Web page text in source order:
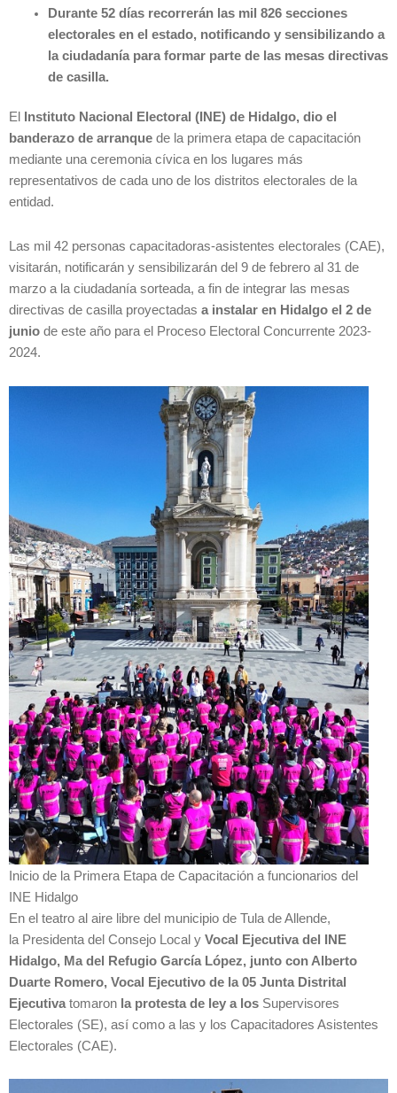
Durante 52 días recorrerán las mil 826 secciones
electorales en el estado, notificando y sensibilizando a
la ciudadanía para formar parte de las mesas directivas
de casilla.
El
Instituto Nacional Electoral (INE) de Hidalgo, dio el
banderazo de arranque de la primera etapa de capacitación
mediante una ceremonia cívica en los lugares más
representativos de cada uno de los distritos electorales de la
entidad.
Las mil 42 personas capacitadoras-asistentes electorales (CAE),
visitarán, notificarán y sensibilizarán del 9 de febrero al 31 de
marzo a la ciudadanía sorteada, a fin de integrar las mesas
directivas de casilla proyectadas a instalar en Hidalgo el 2 de
junio de este año para el Proceso Electoral Concurrente 2023-
2024.
Inicio de la Primera Etapa de Capacitación a funcionarios del
INE Hidalgo
En el teatro al aire libre del municipio de Tula de Allende,
la Presidenta del Consejo Local y Vocal Ejecutiva del INE
Hidalgo, Ma del Refugio García López, junto con Alberto
Duarte Romero, Vocal Ejecutivo de la 05 Junta Distrital
Ejecutiva tomaron la protesta de ley a los Supervisores
Electorales (SE), así como a las y los Capacitadores Asistentes
Electorales (CAE).